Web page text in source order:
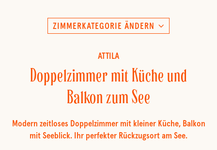
ZIMMERKATEGORIE ÄNDERN
ATTILA
Doppelzimmer mit Küche und
Balkon zum See
Modern zeitloses Doppelzimmer mit kleiner Küche, Balkon
mit Seeblick. Ihr perfekter Rückzugsort am See.